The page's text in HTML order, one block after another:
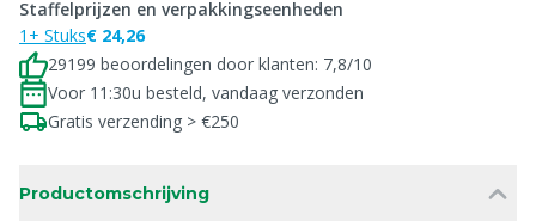
Staffelprijzen en verpakkingseenheden
1+ Stuks€ 24,26
29199 beoordelingen door klanten: 7,8/10
Voor 11:30u besteld, vandaag verzonden
Gratis verzending > €250
Productomschrijving